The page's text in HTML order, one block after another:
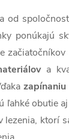
od
ponúkajú
a
zapínaniu
ľahké obutie
lezenia, ktorí